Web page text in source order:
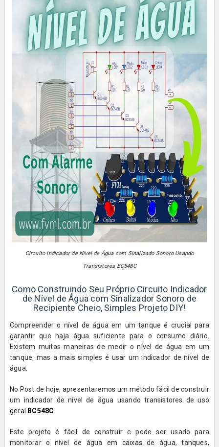
Circuito Indicador de Nível de Água com Sinalizado Sonoro Usando
Transistores BC548C
Como Construindo Seu Próprio Circuito Indicador
de Nível de Água com Sinalizador Sonoro de
Recipiente Cheio, Simples Projeto DIY!
Compreender o nível de água em um tanque é crucial para
garantir que haja água suficiente para o consumo diário.
Existem muitas maneiras de medir o nível de água em um
tanque, mas a mais simples é usar um indicador de nível de
água.
No Post de hoje, apresentaremos um método fácil de construir
um indicador de nível de água usando transistores de uso
geral BC548C
Este projeto é fácil de construir e pode ser usado para
monitorar o nível de água em caixas de água, tanques,